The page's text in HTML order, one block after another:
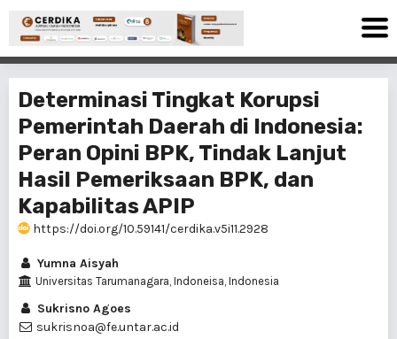
Determinasi Tingkat Korupsi
Pemerintah Daerah di Indonesia:
Peran Opini BPK, Tindak Lanjut
Hasil Pemeriksaan BPK, dan
Kapabilitas APIP
https://doi.org/10.59141/cerdika.v5i11.2928
Yumna Aisyah
Universitas Tarumanagara, Indoneisa, Indonesia
Sukrisno Agoes
sukrisnoa@fe.untar.ac.id